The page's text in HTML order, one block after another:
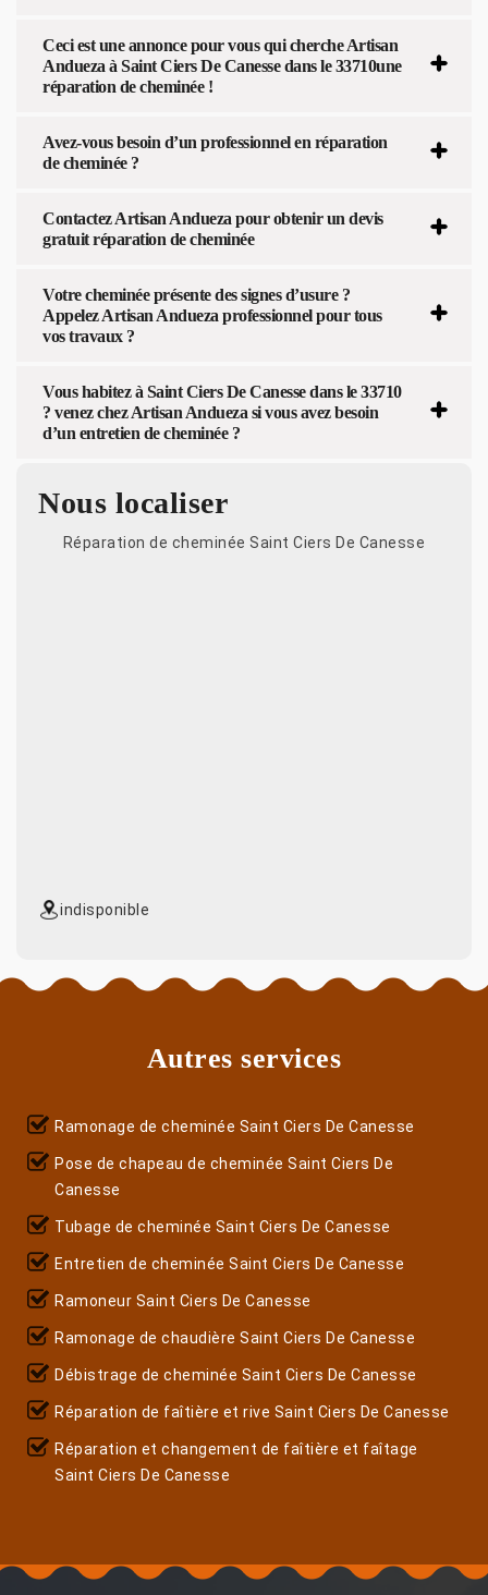
Ceci est une annonce pour vous qui cherche Artisan
Andueza à Saint Ciers De Canesse dans le 33710une
réparation de cheminée !
Avez-vous besoin d’un professionnel en réparation
de cheminée ?
Contactez Artisan Andueza pour obtenir un devis
gratuit réparation de cheminée
Votre cheminée présente des signes d’usure ?
Appelez Artisan Andueza professionnel pour tous
vos travaux ?
Vous habitez à Saint Ciers De Canesse dans le 33710
? venez chez Artisan Andueza si vous avez besoin
d’un entretien de cheminée ?
Nous localiser
Réparation de cheminée Saint Ciers De Canesse
indisponible
Autres services
Ramonage de cheminée Saint Ciers De Canesse
Pose de chapeau de cheminée Saint Ciers De
Canesse
Tubage de cheminée Saint Ciers De Canesse
Entretien de cheminée Saint Ciers De Canesse
Ramoneur Saint Ciers De Canesse
Ramonage de chaudière Saint Ciers De Canesse
Débistrage de cheminée Saint Ciers De Canesse
Réparation de faîtière et rive Saint Ciers De Canesse
Réparation et changement de faîtière et faîtage
Saint Ciers De Canesse